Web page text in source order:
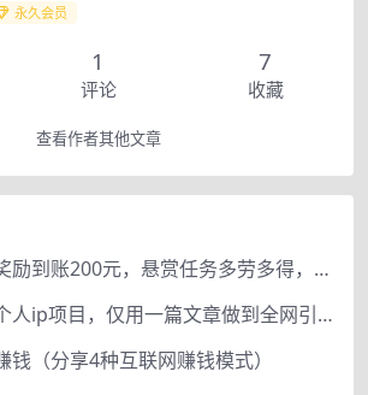
永久会员
1
评论
7
收藏
查看作者其他文章
赏帮赚悬赏奖励到账200元，悬赏任务多劳多得，人人可做。
网创公众号个人ip项目，仅用一篇文章做到全网引流！
钱（分享4种互联网赚钱模式）